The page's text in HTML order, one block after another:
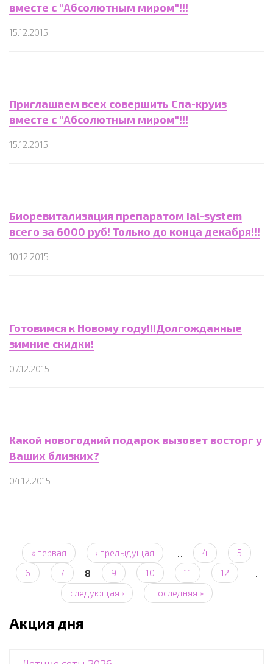
вместе с "Абсолютным миром"!!!
15.12.2015
Приглашаем всех совершить Спа-круиз
вместе с "Абсолютным миром"!!!
15.12.2015
Биоревитализация препаратом Ial-system
всего за 6000 руб! Только до конца декабря!!!
10.12.2015
Готовимся к Новому году!!!Долгожданные
зимние скидки!
07.12.2015
Какой новогодний подарок вызовет восторг у
Ваших близких?
04.12.2015
Страницы
« первая ‹ предыдущая 4
5
6
7 8 9 10 11 12
следующая ›
последняя »
Акция дня